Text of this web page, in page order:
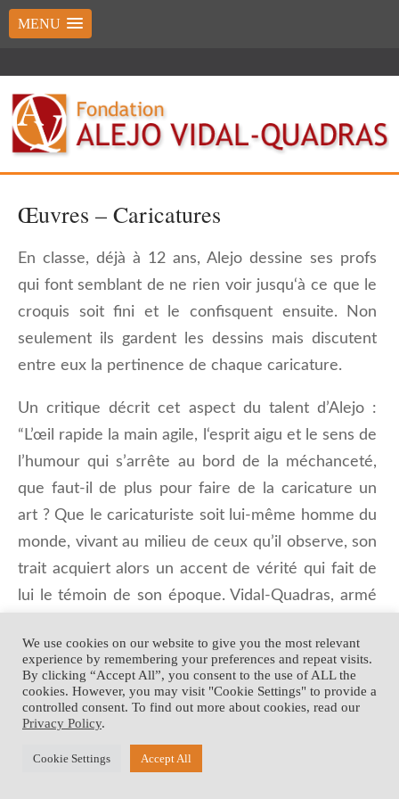
MENU
Œuvres – Caricatures
En classe, déjà à 12 ans, Alejo dessine ses profs
qui font semblant de ne rien voir jusqu‘à ce que le
croquis soit fini et le confisquent ensuite. Non
seulement ils gardent les dessins mais discutent
entre eux la pertinence de chaque caricature.
Un critique décrit cet aspect du talent d’Alejo :
“L’œil rapide la main agile, l‘esprit aigu et le sens de
l’humour qui s’arrête au bord de la méchanceté,
que faut-il de plus pour faire de la caricature un
art ? Que le caricaturiste soit lui-même homme du
monde, vivant au milieu de ceux qu’il observe, son
trait acquiert alors un accent de vérité qui fait de
lui le témoin de son époque. Vidal-Quadras, armé
son temps”.
Copyright © 2003 - 2020 • Alejo Vidal-Quadras Fondation •
Development:
We use cookies on our website to give you the most relevant
experience by remembering your preferences and repeat visits.
By clicking “Accept All”, you consent to the use of ALL the
cookies. However, you may visit "Cookie Settings" to provide a
controlled consent. To find out more about cookies, read our
Privacy Policy.
Cookie Settings Accept All